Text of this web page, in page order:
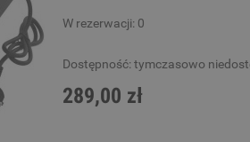
W rezerwacji: 0
Dostępność: tymczasowo
289,00 zł